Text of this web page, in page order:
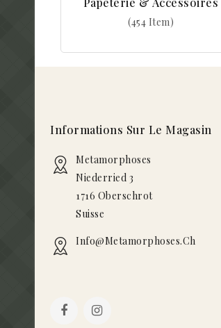
(454 Item)
Informations Sur Le Magasin
Metamorphoses
Niederried 3
1716 Oberschrot
Suisse
Info@metamorphoses.ch